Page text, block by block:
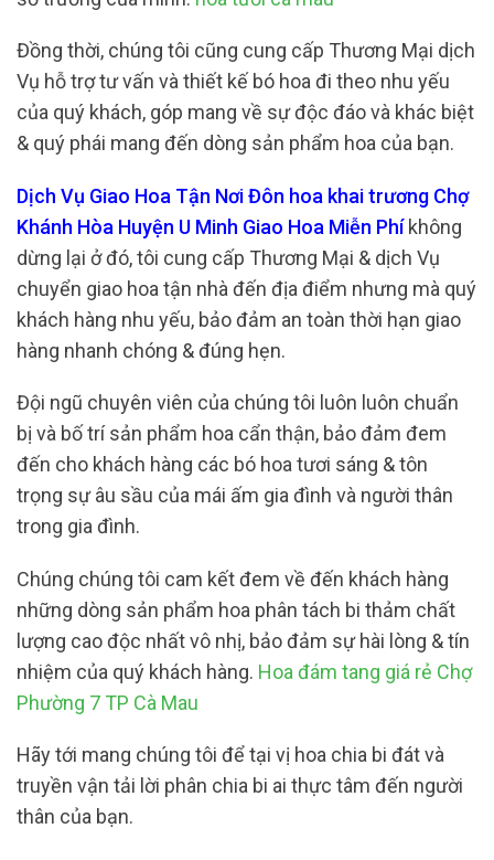
Đồng thời, chúng tôi cũng cung cấp Thương Mại dịch
Vụ hỗ trợ tư vấn và thiết kế bó hoa đi theo nhu yếu
của quý khách, góp mang về sự độc đáo và khác biệt
& quý phái mang đến dòng sản phẩm hoa của bạn.
Dịch Vụ Giao Hoa Tận Nơi Đôn hoa khai trương Chợ
Khánh Hòa Huyện U Minh Giao Hoa Miễn Phíkhông
dừng lại ở đó, tôi cung cấp Thương Mại & dịch Vụ
chuyển giao hoa tận nhà đến địa điểm nhưng mà quý
khách hàng nhu yếu, bảo đảm an toàn thời hạn giao
hàng nhanh chóng & đúng hẹn.
Đội ngũ chuyên viên của chúng tôi luôn luôn chuẩn
bị và bố trí sản phẩm hoa cẩn thận, bảo đảm đem
đến cho khách hàng các bó hoa tươi sáng & tôn
trọng sự âu sầu của mái ấm gia đình và người thân
trong gia đình.
Chúng chúng tôi cam kết đem về đến khách hàng
những dòng sản phẩm hoa phân tách bi thảm chất
lượng cao độc nhất vô nhị, bảo đảm sự hài lòng & tín
nhiệm của quý khách hàng. Hoa đám tang giá rẻ Chợ
Phường 7 TP Cà Mau
Hãy tới mang chúng tôi để tại vị hoa chia bi đát và
truyền vận tải lời phân chia bi ai thực tâm đến người
thân của bạn.